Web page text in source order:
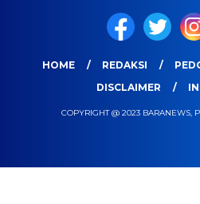
HOME REDAKSI
DISCLAIMER
COPYRIGHT @ 2023 BARANEWS,